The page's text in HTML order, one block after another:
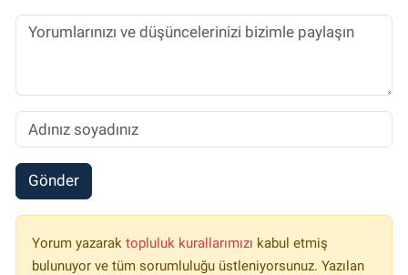
Gönder
Yorum yazarak topluluk kurallarımızı kabul etmiş
bulunuyor ve tüm sorumluluğu üstleniyorsunuz. Yazılan